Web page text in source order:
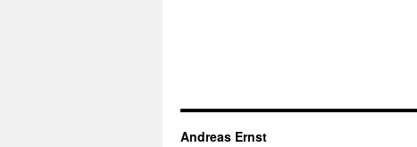
Andreas Ernst